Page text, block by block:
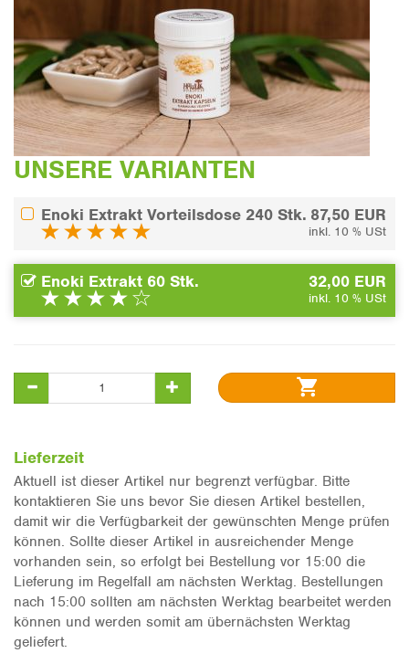
UNSERE VARIANTEN
Enoki Extrakt Vorteilsdose 240 Stk. 87,50 EUR
inkl. 10 % USt
Enoki Extrakt 60 Stk. 32,00 EUR
inkl. 10 % USt
Lieferzeit
Aktuell ist dieser Artikel nur begrenzt verfügbar. Bitte
kontaktieren Sie uns bevor Sie diesen Artikel bestellen,
damit wir die Verfügbarkeit der gewünschten Menge prüfen
können. Sollte dieser Artikel in ausreichender Menge
vorhanden sein, so erfolgt bei Bestellung vor 15:00 die
Lieferung im Regelfall am nächsten Werktag. Bestellungen
nach 15:00 sollten am nächsten Werktag bearbeitet werden
können und werden somit am übernächsten Werktag
geliefert.